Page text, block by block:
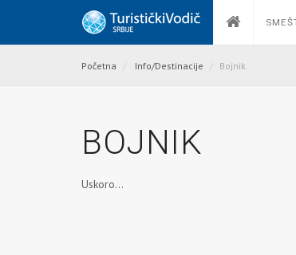
Početna Info/Destinacije Bojnik
BOJNIK
Uskoro...